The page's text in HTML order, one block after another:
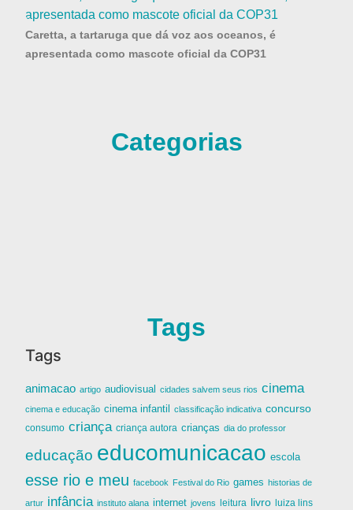
Caretta, a tartaruga que dá voz aos oceanos, é
apresentada como mascote oficial da COP31
Categorias
Tags
Tags
animacao artigo audiovisual cidades salvem seus rios cinema
cinema e educação cinema infantil classificação indicativa concurso
consumo criança criança autora crianças dia do professor
educação educomunicacao escola
esse rio e meu facebook Festival do Rio games historias de
artur infância instituto alana internet jovens leitura livro luiza lins